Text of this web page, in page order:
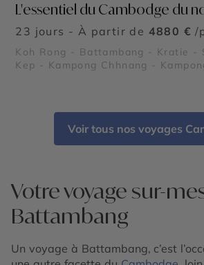
L'essentiel du Cambodge du
23 jours - À partir de 4880 € /
Koh Rong - Battambang - Kratie -
Kep - Kampong Chhnang -
Voir tous nos voyages
Votre voyage sur-
Battambang
Un voyage à Battambang, c’est